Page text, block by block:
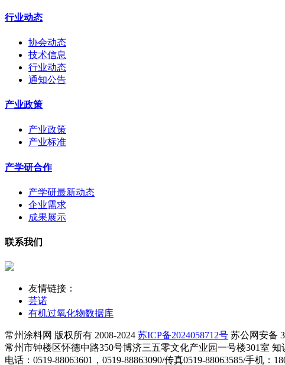
行业动态
协会动态
技术信息
行业动态
通知公告
产业政策
产业政策
产业标准
产学研合作
产学研最新动态
企业需求
成果展示
联系我们
友情链接：
芸诺
有机过氧化物数据库
常州涂料网 版权所有 2008-2024 苏ICP备2024058712号 苏公网安备
常州市钟楼区怀德中路350号博济三五零文化产业园一号楼301室 知
电话：0519-88063601，0519-88863090/传真0519-88063585/手机：